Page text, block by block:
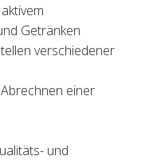
Getränken
verschiedener
einer
und